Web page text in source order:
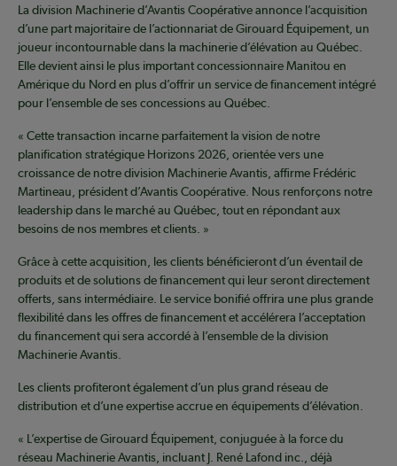
La division Machinerie d’Avantis Coopérative annonce l’acquisition
d’une part majoritaire de l’actionnariat de Girouard Équipement, un
joueur incontournable dans la machinerie d’élévation au Québec.
Elle devient ainsi le plus important concessionnaire Manitou en
Amérique du Nord en plus d’offrir un service de financement intégré
pour l’ensemble de ses concessions au Québec.
« Cette transaction incarne parfaitement la vision de notre
planification stratégique Horizons 2026, orientée vers une
croissance de notre division Machinerie Avantis, affirme Frédéric
Martineau, président d’Avantis Coopérative. Nous renforçons notre
leadership dans le marché au Québec, tout en répondant aux
besoins de nos membres et clients. »
Grâce à cette acquisition, les clients bénéficieront d’un éventail de
produits et de solutions de financement qui leur seront directement
offerts, sans intermédiaire. Le service bonifié offrira une plus grande
flexibilité dans les offres de financement et accélérera l’acceptation
du financement qui sera accordé à l’ensemble de la division
Machinerie Avantis.
Les clients profiteront également d’un plus grand réseau de
distribution et d’une expertise accrue en équipements d’élévation.
« L’expertise de Girouard Équipement, conjuguée à la force du
réseau Machinerie Avantis, incluant J. René Lafond inc., déjà